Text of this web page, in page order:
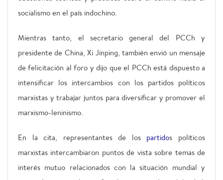
socialismo en el país indochino.
Mientras tanto, el secretario general del PCCh y
presidente de China, Xi Jinping, también envió un mensaje
de felicitación al foro y dijo que el PCCh está dispuesto a
intensificar los intercambios con los partidos políticos
marxistas y trabajar juntos para diversificar y promover el
marxismo-leninismo.
En la cita, representantes de los partidos políticos
marxistas intercambiaron puntos de vista sobre temas de
interés mutuo relacionados con la situación mundial y